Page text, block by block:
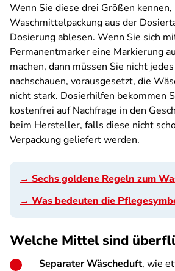
Wenn Sie diese drei Größen
Waschmittelpackung aus der
Dosierung ablesen. Wenn Sie sich
Permanentmarker eine Markierung
machen, dann müssen Sie nicht
nachschauen, vorausgesetzt, die
nicht stark. Dosierhilfen bekommen
kostenfrei auf Nachfrage in den
beim Hersteller, falls diese nicht
Verpackung geliefert werden.
→ Sechs goldene Regeln zum
→ Was bedeuten die
Welche Mittel sind
Separater Wäscheduft, wie